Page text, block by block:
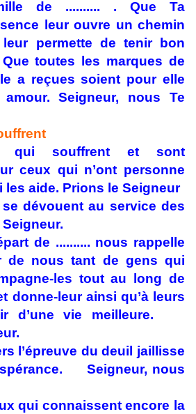
de .......... . Que Ta
leur ouvre un chemin
leur permette de tenir bon
Que toutes les marques de
a reçues soient pour elle
Seigneur, nous Te
qui souffrent et sont
ceux qui n’ont personne
les aide. Prions le Seigneur
dévouent au service des
de .......... nous rappelle
de nous tant de gens qui
les tout au long de
donne-leur ainsi qu’à leurs
d’une vie meilleure.
l’épreuve du deuil jaillisse
Seigneur, nous
qui connaissent encore la